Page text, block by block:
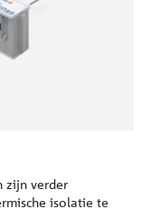
zijn verder
isolatie te